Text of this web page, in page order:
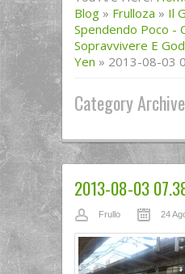
Blog » Frulloza » Il
Spendendo Poco -
Sopravvivere E
Yen » 2013-08-03
Category
2013-08-03
Frullo 24